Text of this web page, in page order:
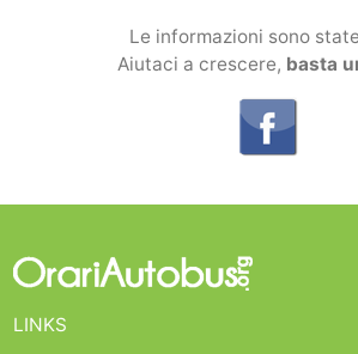
Le informazioni sono
Aiutaci a crescere, basta
LINKS